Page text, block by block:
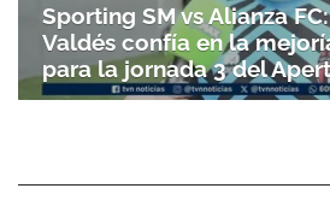
Sporting SM vs Alianza
Valdés confía en la
para la jornada 3 del